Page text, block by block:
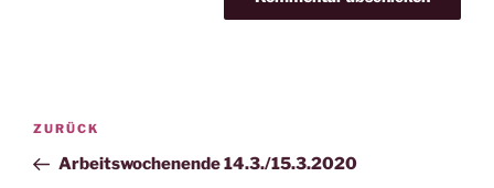
Beitragsnavigation
Vorheriger
Beitrag
ZURÜCK
Arbeitswochenende 14.3./15.3.2020